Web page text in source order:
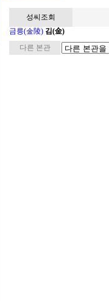
성씨조회
금릉(金陵) 김(金)
다른 본관